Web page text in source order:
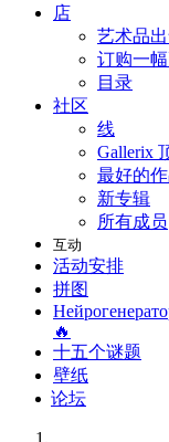
店
艺术品
订购一
目录
社区
线
Gallerix
最好的
新专辑
所有成员
互动
活动安排
拼图
🔥
十五个谜题
壁纸
论坛